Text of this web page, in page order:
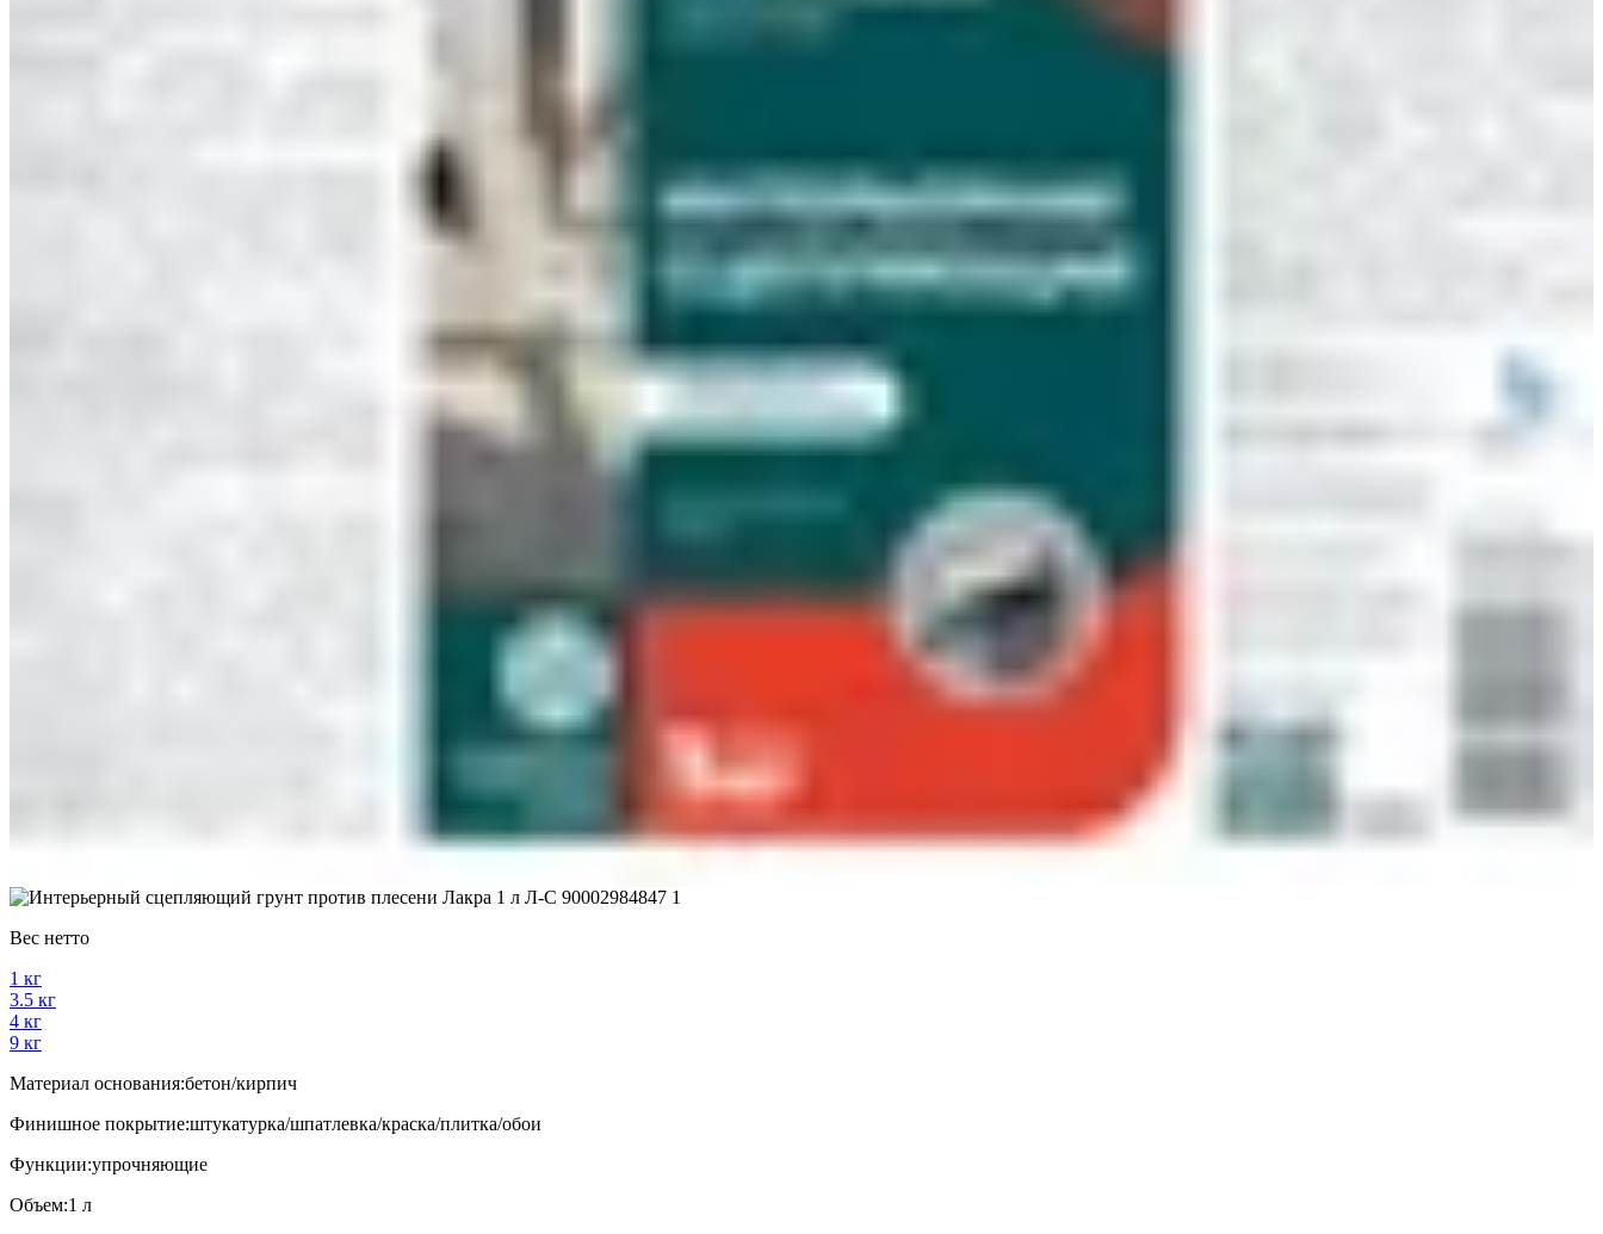
Вес нетто
1 кг
3.5 кг
4 кг
9 кг
Материал основания:бетон/кирпич
Финишное покрытие:штукатурка/шпатлевка/краска/плитка/обои
Функции:упрочняющие
Объем:1 л